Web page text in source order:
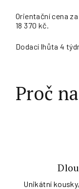
Orientační cena
18 370 kč.
Dodací lhůta 4
Proč
Unikátní